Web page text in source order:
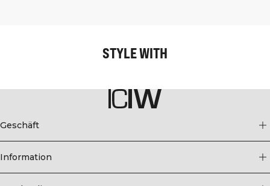
STYLE WITH
Geschäft
Information